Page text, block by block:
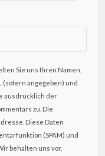
Sie uns Ihren Namen,
(sofern angegeben) und
ausdrücklich der
zu. Die
Diese Daten
(SPAM) und
behalten uns vor,